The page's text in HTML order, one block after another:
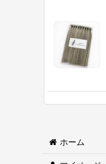
ホーム